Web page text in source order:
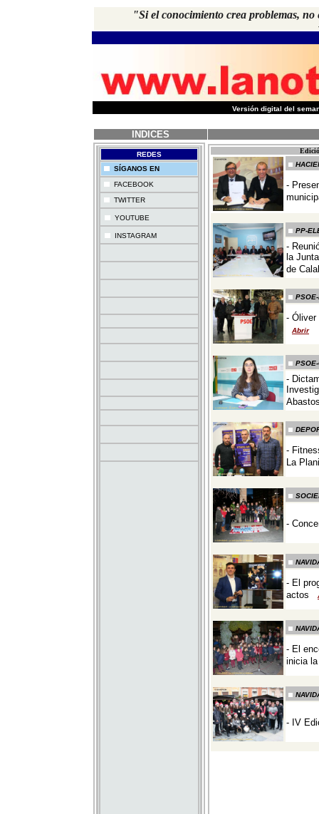
"Si el conocimiento crea problemas,
Versión digital del
INDICES